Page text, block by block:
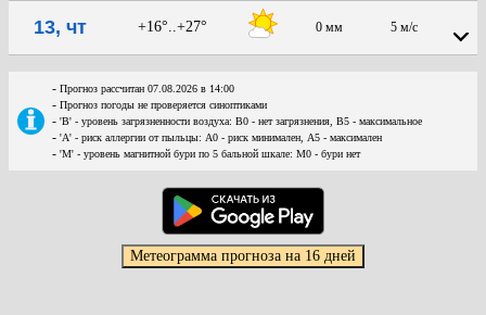
13, чт +16°..+27° 0 мм 5 м/с
- Прогноз рассчитан 07.08.2026 в 14:00
- Прогноз погоды не проверяется синоптиками
- 'В' - уровень загрязненности воздуха: В0 - нет загрязнения, В5 - максимальное
- 'А' - риск аллергии от пыльцы: А0 - риск минимален, А5 - максимален
- 'М' - уровень магнитной бури по 5 бальной шкале: М0 - бури нет